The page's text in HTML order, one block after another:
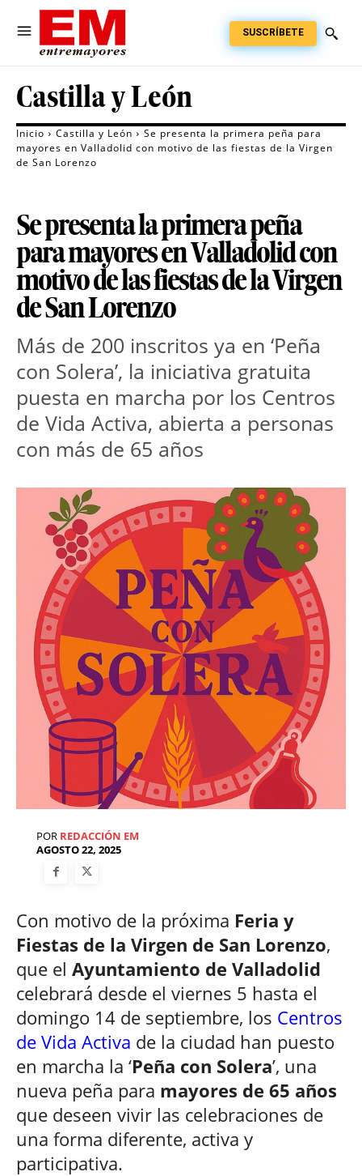
SUSCRÍBETE
Castilla y León
Inicio Castilla y León
Se presenta la primera peña para
mayores en Valladolid con motivo de las fiestas de la Virgen
de San Lorenzo
Se presenta la primera peña
para mayores en Valladolid con
motivo de las fiestas de la Virgen
de San Lorenzo
Más de 200 inscritos ya en ‘Peña
con Solera’, la iniciativa gratuita
puesta en marcha por los Centros
de Vida Activa, abierta a personas
con más de 65 años
POR REDACCIÓN EM
AGOSTO 22, 2025
Con motivo de la próxima Feria y
Fiestas de la Virgen de San Lorenzo,
que el Ayuntamiento de Valladolid
celebrará desde el viernes 5 hasta el
domingo 14 de septiembre, los Centros
de Vida Activa de la ciudad han puesto
en marcha la ‘Peña con Solera’, una
nueva peña para mayores de 65 años
que deseen vivir las celebraciones de
una forma diferente, activa y
participativa.